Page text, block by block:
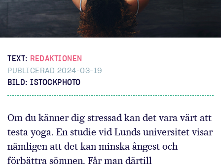
TEXT: REDAKTIONEN
PUBLICERAD 2024-03-19
BILD: ISTOCKPHOTO
Om du känner dig stressad kan det vara värt att
testa yoga. En studie vid Lunds universitet visar
nämligen att det kan minska ångest och
förbättra sömnen. Får man därtill